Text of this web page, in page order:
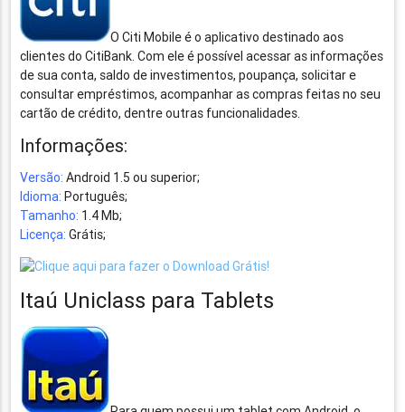
O Citi Mobile é o aplicativo destinado aos
clientes do CitiBank. Com ele é possível acessar as informações
de sua conta, saldo de investimentos, poupança, solicitar e
consultar empréstimos, acompanhar as compras feitas no seu
cartão de crédito, dentre outras funcionalidades.
Informações:
Versão: Android 1.5 ou superior;
Idioma: Português;
Tamanho: 1.4 Mb;
Licença: Grátis;
Itaú Uniclass para Tablets